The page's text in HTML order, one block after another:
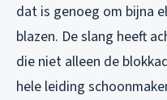
dat is genoeg om bijna
blazen. De slang heeft
die niet alleen de
hele leiding